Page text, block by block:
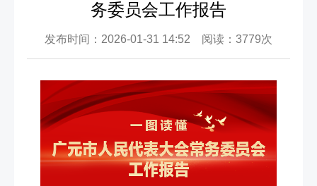
务委员会工作报告
发布时间：2026-01-31 14:52 阅读：3779次